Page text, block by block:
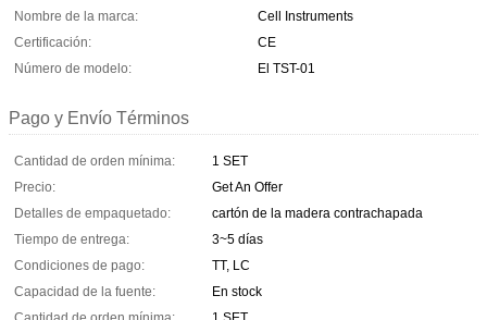
Nombre de la marca:
Cell Instruments
Certificación:
CE
Número de modelo:
El TST-01
Pago y Envío Términos
Cantidad de orden mínima:
1 SET
Precio:
Get An Offer
Detalles de empaquetado:
cartón de la madera contrachapada
Tiempo de entrega:
3~5 días
Condiciones de pago:
TT, LC
Capacidad de la fuente:
En stock